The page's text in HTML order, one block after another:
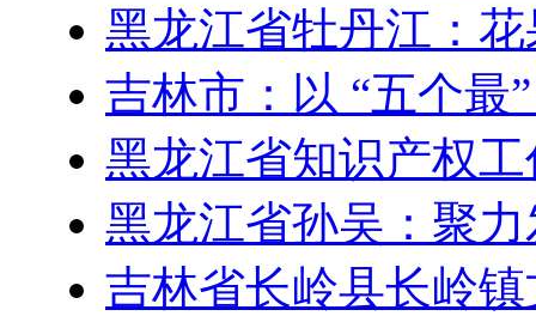
黑龙江省牡丹江：
吉林市：以 “五个最
黑龙江省知识产权
黑龙江省孙吴：聚
吉林省长岭县长岭